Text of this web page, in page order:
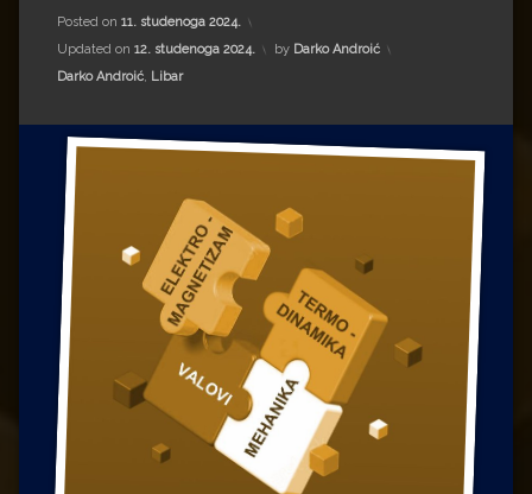
Drugi autori
Drugi autori
Matea Andrić
Ljiljana Lekanić-Kljaić
Željko Krznarić
Mario Lovreković
Miroslav Šantek
Posted on 11. studenoga 2024.
Updated on 12. studenoga 2024. by Darko Androić
Kategorije:
Darko Androić, Libar